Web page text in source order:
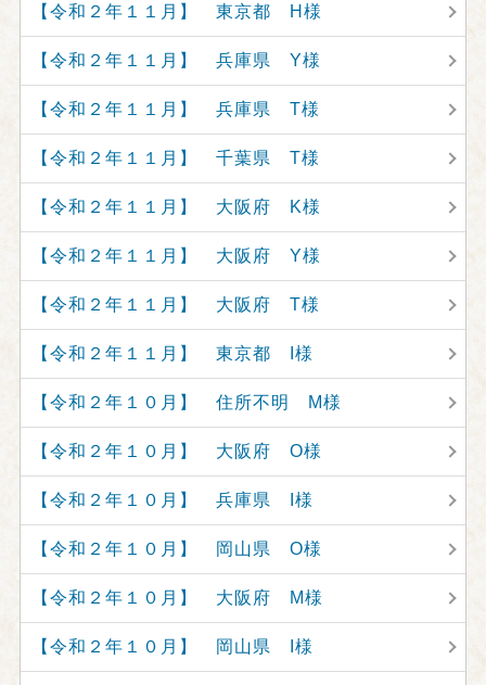
【令和２年１１月】 東京都 H様
【令和２年１１月】 兵庫県 Y様
【令和２年１１月】 兵庫県 T様
【令和２年１１月】 千葉県 T様
【令和２年１１月】 大阪府 K様
【令和２年１１月】 大阪府 Y様
【令和２年１１月】 大阪府 T様
【令和２年１１月】 東京都 I様
【令和２年１０月】 住所不明 M様
【令和２年１０月】 大阪府 O様
【令和２年１０月】 兵庫県 I様
【令和２年１０月】 岡山県 O様
【令和２年１０月】 大阪府 M様
【令和２年１０月】 岡山県 I様